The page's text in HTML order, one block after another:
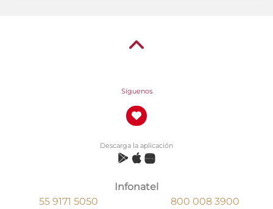
Síguenos
Descarga la aplicación
Infonatel
55 9171 5050
800 008 3900